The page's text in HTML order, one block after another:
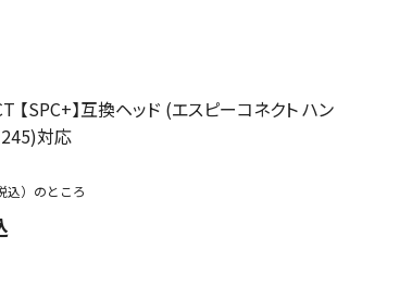
【SPC+】互換ヘッド (エスピーコネクト ハン
対応
込）のところ